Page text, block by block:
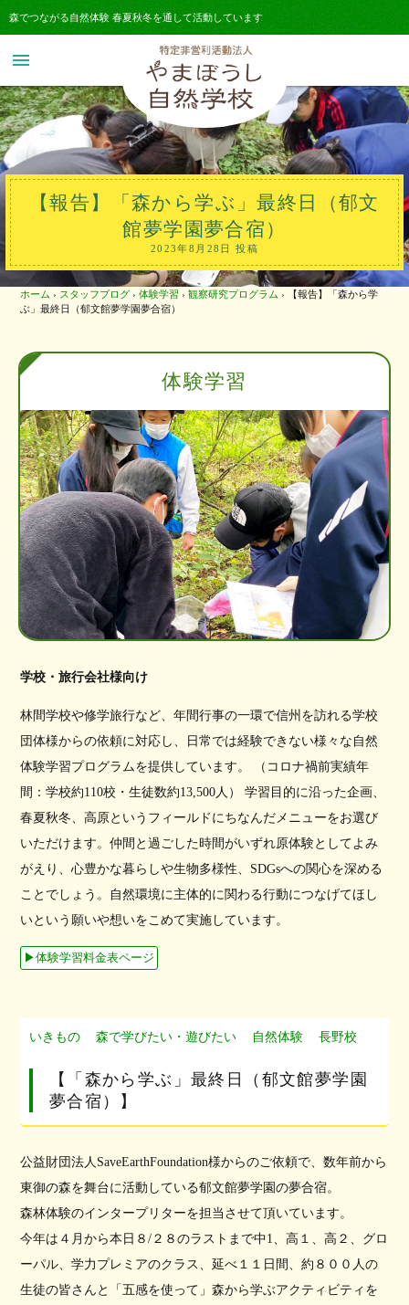
森でつながる自然体験 春夏秋冬を通して活動しています
menu
【報告】「森から学ぶ」最終日（郁文
館夢学園夢合宿）
2023年8月28日 投稿
ホーム › スタッフブログ › 体験学習 › 観察研究プログラム › 【報告】「森から学
ぶ」最終日（郁文館夢学園夢合宿）
体験学習
学校・旅行会社様向け
林間学校や修学旅行など、年間行事の一環で信州を訪れる学校
団体様からの依頼に対応し、日常では経験できない様々な自然
体験学習プログラムを提供しています。 （コロナ禍前実績年
間：学校約110校・生徒数約13,500人） 学習目的に沿った企画、
春夏秋冬、高原というフィールドにちなんだメニューをお選び
いただけます。仲間と過ごした時間がいずれ原体験としてよみ
がえり、心豊かな暮らしや生物多様性、SDGsへの関心を深める
ことでしょう。自然環境に主体的に関わる行動につなげてほし
いという願いや想いをこめて実施しています。
▶︎体験学習料金表ページ
いきもの 森で学びたい・遊びたい 自然体験 長野校
【「森から学ぶ」最終日（郁文館夢学園
夢合宿）】
公益財団法人SaveEarthFoundation様からのご依頼で、数年前から
東御の森を舞台に活動している郁文館夢学園の夢合宿。
森林体験のインタープリターを担当させて頂いています。
今年は４月から本日８/２８のラストまで中1、高１、高２、グロ
ーパル、学力プレミアのクラス、延べ１１日間、約８００人の
生徒の皆さんと「五感を使って」森から学ぶアクティビティを